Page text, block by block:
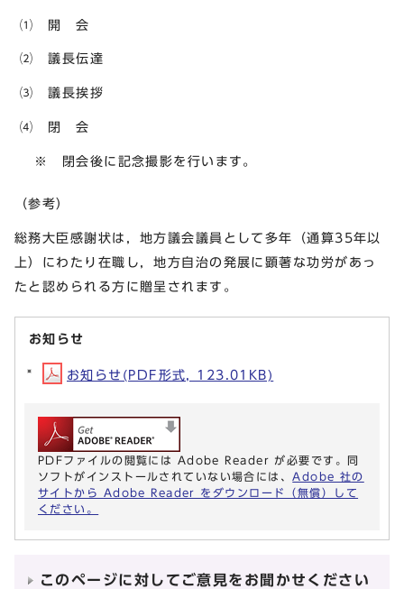
⑴ 開 会
⑵ 議長伝達
⑶ 議長挨拶
⑷ 閉 会
※ 閉会後に記念撮影を行います。
（参考）
総務大臣感謝状は，地方議会議員として多年（通算35年以
上）にわたり在職し，地方自治の発展に顕著な功労があっ
たと認められる方に贈呈されます。
お知らせ
お知らせ(PDF形式, 123.01KB)
PDFファイルの閲覧には Adobe Reader が必要です。同
ソフトがインストールされていない場合には、 Adobe 社の
サイトから Adobe Reader をダウンロード（無償）して
ください。
このページに対してご意見をお聞かせください